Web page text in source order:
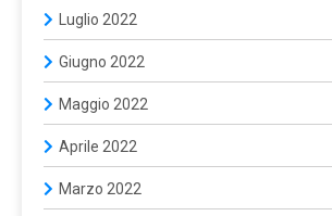
Luglio 2022
Giugno 2022
Maggio 2022
Aprile 2022
Marzo 2022